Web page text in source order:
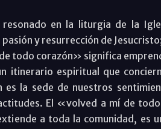
en la liturgia de la
y resurrección de
todo corazón» significa
itinerario espiritual que
es la sede de nuestros
El «volved a mí de
a toda la comunidad, es